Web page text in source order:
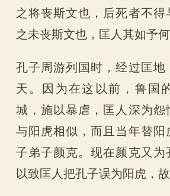
之将丧斯文也，后死者不
之未丧斯文也，匡人其如予何
孔子周游列国时，经过匡地
天。因为在这以前，鲁国
城，施以暴虐，匡人深为
与阳虎相似，而且当年替
子弟子颜克。现在颜克又为
以致匡人把孔子误为阳虎，故